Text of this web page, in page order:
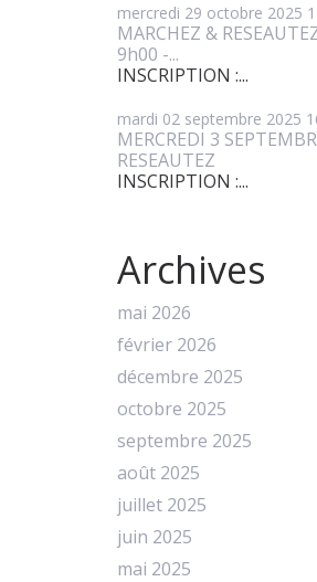
mercredi 29 octobre 2025
MARCHEZ &
9h00 -...
INSCRIPTION :...
mardi 02 septembre 2025
MERCREDI 3
RESEAUTEZ
INSCRIPTION :...
Archives
mai 2026
février 2026
décembre 2025
octobre 2025
septembre 2025
août 2025
juillet 2025
juin 2025
mai 2025